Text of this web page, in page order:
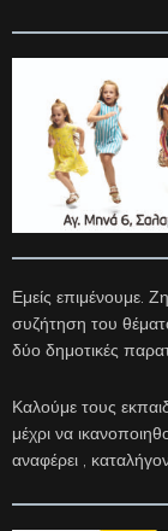
Εμείς επιμένουμε.
συζήτηση του
δύο δημοτικές
Καλούμε τους
μέχρι να
αναφέρει ,